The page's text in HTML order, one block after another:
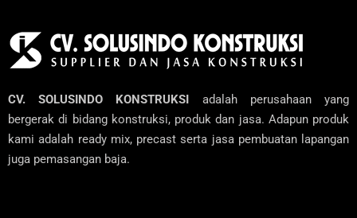
CV. SOLUSINDO KONSTRUKSI adalah perusahaan yang
bergerak di bidang konstruksi, produk dan jasa. Adapun produk
kami adalah ready mix, precast serta jasa pembuatan lapangan
juga pemasangan baja.